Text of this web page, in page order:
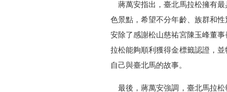
蔣萬安指出，臺北馬拉松擁有最
色景點，希望不分年齡、族群和
安除了感謝松山慈祐宮陳玉峰董
拉松能夠順利獲得金標籤認證，
自己與臺北馬的故事。
最後，蔣萬安強調，臺北馬拉松